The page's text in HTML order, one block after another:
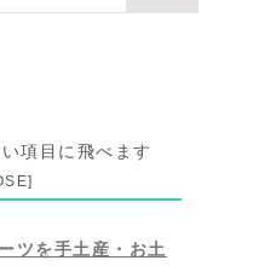
項目に飛べます
ツを手土産・お土